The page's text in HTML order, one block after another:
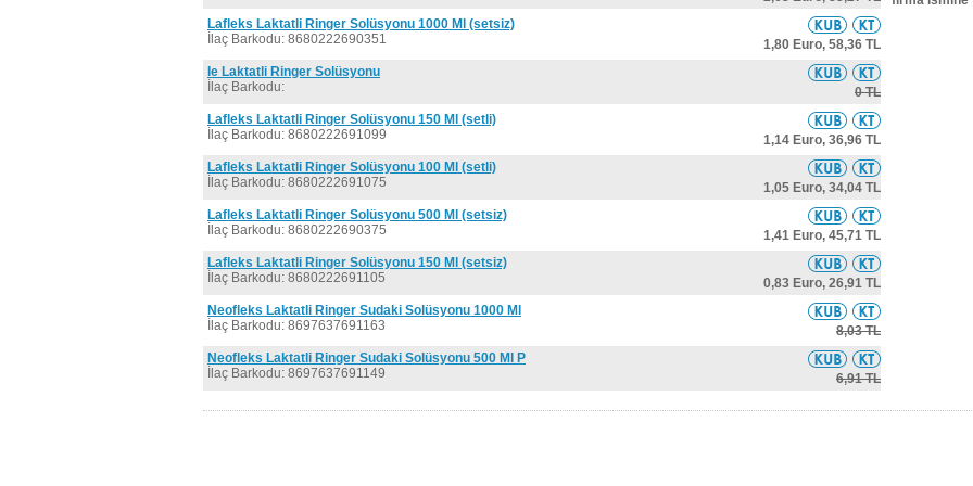
Lafleks Laktatli Ringer Solüsyonu 1000 Ml (setsiz)
İlaç Barkodu: 8680222690351
1,80 Euro, 58,36 TL
Ie Laktatli Ringer Solüsyonu
İlaç Barkodu:
0 TL
Lafleks Laktatli Ringer Solüsyonu 150 Ml (setli)
İlaç Barkodu: 8680222691099
1,14 Euro, 36,96 TL
Lafleks Laktatli Ringer Solüsyonu 100 Ml (setli)
İlaç Barkodu: 8680222691075
1,05 Euro, 34,04 TL
Lafleks Laktatli Ringer Solüsyonu 500 Ml (setsiz)
İlaç Barkodu: 8680222690375
1,41 Euro, 45,71 TL
Lafleks Laktatli Ringer Solüsyonu 150 Ml (setsiz)
İlaç Barkodu: 8680222691105
0,83 Euro, 26,91 TL
Neofleks Laktatli Ringer Sudaki Solüsyonu 1000 Ml
İlaç Barkodu: 8697637691163
8,03 TL
Neofleks Laktatli Ringer Sudaki Solüsyonu 500 Ml P
İlaç Barkodu: 8697637691149
6,91 TL